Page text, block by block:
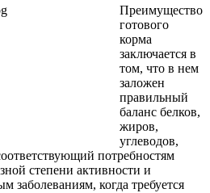
Преимущество
готового
корма
заключается в
том, что в нем
заложен
правильный
баланс белков,
жиров,
углеводов,
потребностям
степени активности и
заболеваниям, когда требуется